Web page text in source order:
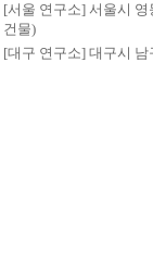
[서울 연구소] 서울시
건물)
[대구 연구소] 대구시